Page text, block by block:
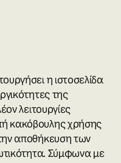
η ιστοσελίδα
της
λειτουργίες
κακόβουλης χρήσης
αποθήκευση των
Σύμφωνα με